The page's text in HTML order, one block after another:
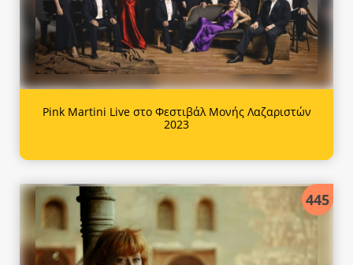
Pink Martini Live στο Φεστιβάλ Μονής Λαζαριστών
2023
445